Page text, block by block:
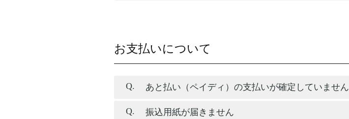
お支払いについて
あと払い（ペイディ）の支払いが確定していません
振込用紙が届きません